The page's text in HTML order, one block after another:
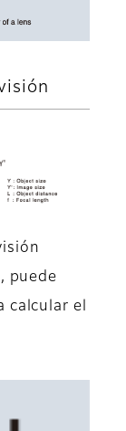
puede
calcular el